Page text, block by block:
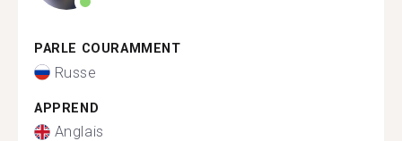
PARLE COURAMMENT
Russe
APPREND
Anglais